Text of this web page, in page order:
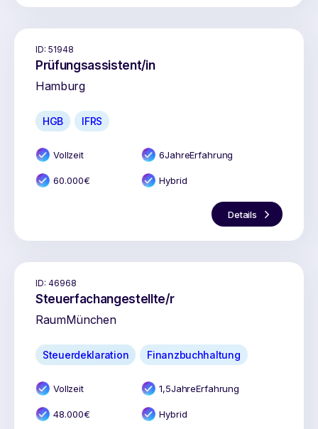
ID: 51948
Prüfungsassistent/in
Hamburg
HGB IFRS
Vollzeit 6JahreErfahrung
60.000€ Hybrid
Details
ID: 46968
Steuerfachangestellte/r
RaumMünchen
Steuerdeklaration Finanzbuchhaltung
Vollzeit 1,5JahreErfahrung
48.000€ Hybrid